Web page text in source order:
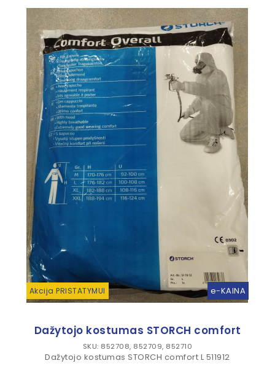
Akcija PRISTATYMUI e-KAINA
Dažytojo kostumas STORCH comfort
SKU: 852708, 852709, 852710
Dažytojo kostumas STORCH comfort L 511912